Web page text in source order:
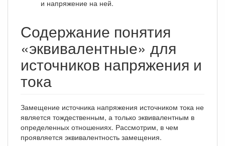
и напряжение на ней.
Содержание понятия
«эквивалентные» для
источников напряжения и
тока
Замещение источника напряжения источником тока не
является тождественным, а только эквивалентным в
определенных отношениях. Рассмотрим, в чем
проявляется эквивалентность замещения.